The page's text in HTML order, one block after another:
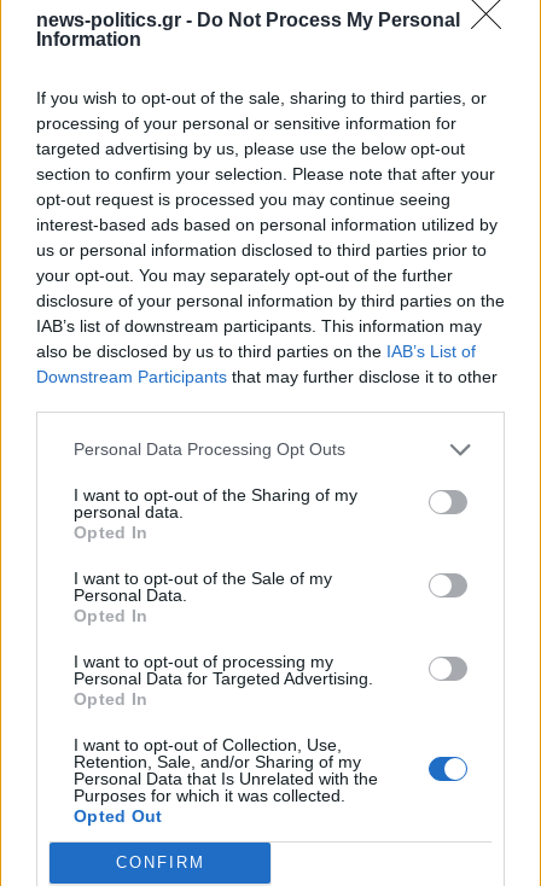
news-politics.gr - Do Not Process My Personal
Information
If you wish to opt-out of the sale, sharing to third parties, or
processing of your personal or sensitive information for
targeted advertising by us, please use the below opt-out
section to confirm your selection. Please note that after your
opt-out request is processed you may continue seeing
interest-based ads based on personal information utilized by
us or personal information disclosed to third parties prior to
your opt-out. You may separately opt-out of the further
disclosure of your personal information by third parties on the
IAB’s list of downstream participants. This information may
also be disclosed by us to third parties on the IAB’s List of
Downstream Participants that may further disclose it to other
Personal Data Processing Opt Outs
I want to opt-out of the Sharing of my
personal data.
Opted In
I want to opt-out of the Sale of my
Personal Data.
Opted In
I want to opt-out of processing my
Personal Data for Targeted Advertising.
Opted In
I want to opt-out of Collection, Use,
Retention, Sale, and/or Sharing of my
Personal Data that Is Unrelated with the
Purposes for which it was collected.
Opted Out
CONFIRM
Με το βλέμμα στην κάλπη: πρώτα οι εθνικές, μετά οι
αυτοδιοικητικές εκλογές – Τα μέχρι τώρα δεδομένα, οι
(Videos) Από τη συνεργασία στη σύγκρουση: Η
συνέντευξη Γ. Μαστροκούκου και Μ. Πλάτση και τα
(ΒΙΝΤΕΟ) Η ώρα των διλημμάτων έχει τελειώσει: «Το
εκλογικό ποσοστό του Αν. Σαμαρά θα είναι έκπληξη
για όλους»